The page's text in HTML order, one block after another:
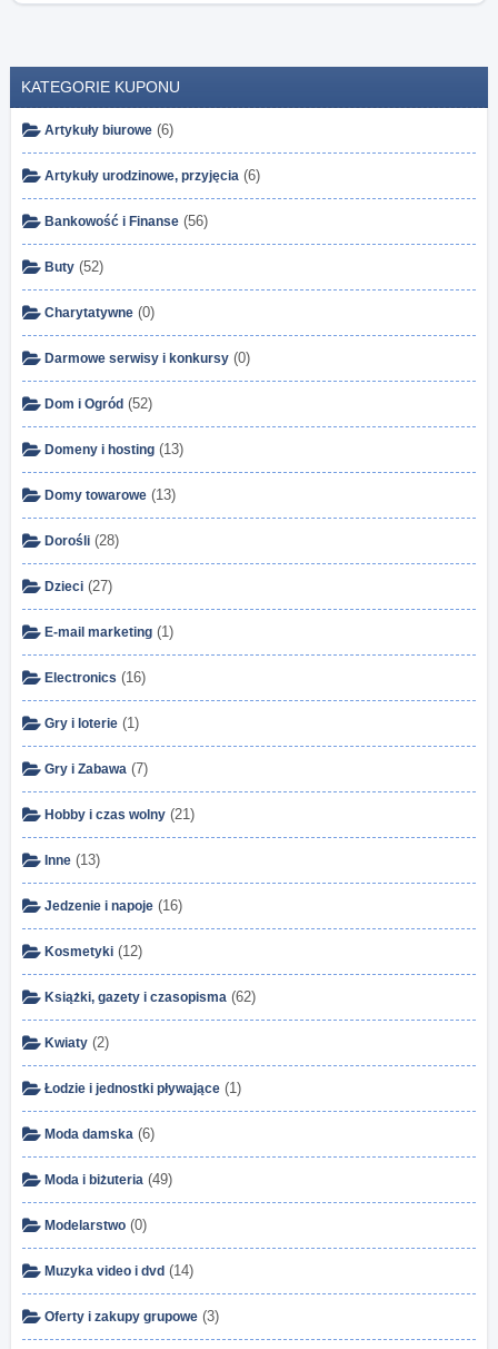
KATEGORIE KUPONU
Artykuły biurowe (6)
Artykuły urodzinowe, przyjęcia (6)
Bankowość i Finanse (56)
Buty (52)
Charytatywne (0)
Darmowe serwisy i konkursy (0)
Dom i Ogród (52)
Domeny i hosting (13)
Domy towarowe (13)
Dorośli (28)
Dzieci (27)
E-mail marketing (1)
Electronics (16)
Gry i loterie (1)
Gry i Zabawa (7)
Hobby i czas wolny (21)
Inne (13)
Jedzenie i napoje (16)
Kosmetyki (12)
Książki, gazety i czasopisma (62)
Kwiaty (2)
Łodzie i jednostki pływające (1)
Moda damska (6)
Moda i biżuteria (49)
Modelarstwo (0)
Muzyka video i dvd (14)
Oferty i zakupy grupowe (3)